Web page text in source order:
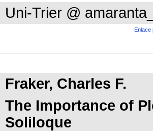
Uni-Trier @
Enlace
Fraker, Charles F.
The Importance of
Soliloque